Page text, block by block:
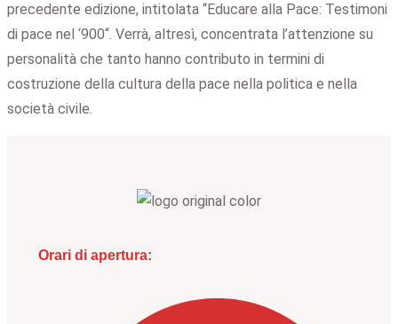
precedente edizione, intitolata “Educare alla Pace: Testimoni
di pace nel ‘900“. Verrà, altresì, concentrata l’attenzione su
personalità che tanto hanno contributo in termini di
costruzione della cultura della pace nella politica e nella
società civile.
Orari di apertura: